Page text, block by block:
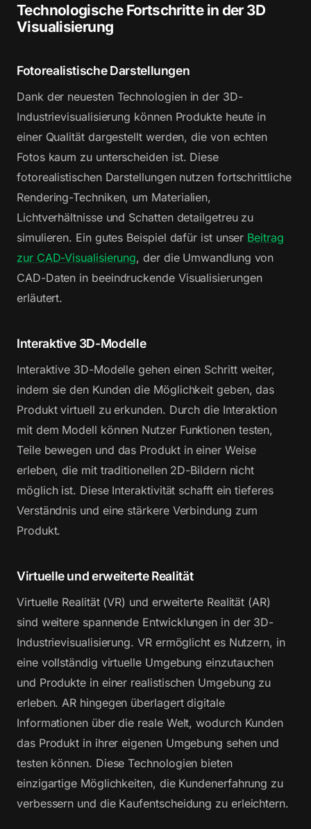
Technologische Fortschritte in der 3D
Visualisierung
Fotorealistische Darstellungen
Dank der neuesten Technologien in der 3D-
Industrievisualisierung können Produkte heute in
einer Qualität dargestellt werden, die von echten
Fotos kaum zu unterscheiden ist. Diese
fotorealistischen Darstellungen nutzen fortschrittliche
Rendering-Techniken, um Materialien,
Lichtverhältnisse und Schatten detailgetreu zu
simulieren. Ein gutes Beispiel dafür ist unser Beitrag
zur CAD-Visualisierung, der die Umwandlung von
CAD-Daten in beeindruckende Visualisierungen
erläutert.
Interaktive 3D-Modelle
Interaktive 3D-Modelle gehen einen Schritt weiter,
indem sie den Kunden die Möglichkeit geben, das
Produkt virtuell zu erkunden. Durch die Interaktion
mit dem Modell können Nutzer Funktionen testen,
Teile bewegen und das Produkt in einer Weise
erleben, die mit traditionellen 2D-Bildern nicht
möglich ist. Diese Interaktivität schafft ein tieferes
Verständnis und eine stärkere Verbindung zum
Produkt.
Virtuelle und erweiterte Realität
Virtuelle Realität (VR) und erweiterte Realität (AR)
sind weitere spannende Entwicklungen in der 3D-
Industrievisualisierung. VR ermöglicht es Nutzern, in
eine vollständig virtuelle Umgebung einzutauchen
und Produkte in einer realistischen Umgebung zu
erleben. AR hingegen überlagert digitale
Informationen über die reale Welt, wodurch Kunden
das Produkt in ihrer eigenen Umgebung sehen und
testen können. Diese Technologien bieten
einzigartige Möglichkeiten, die Kundenerfahrung zu
verbessern und die Kaufentscheidung zu erleichtern.